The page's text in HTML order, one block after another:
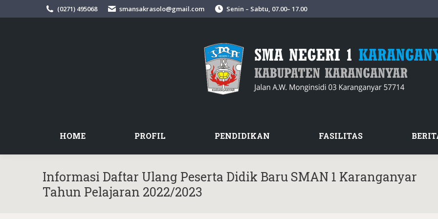
(0271) 495068 smansakrasolo@gmail.com Senin – Sabtu, 07.00– 17.00
HOME PROFIL PENDIDIKAN FASILITAS
Informasi Daftar Ulang Peserta Didik Baru SMAN 1 Karanganyar
Tahun Pelajaran 2022/2023